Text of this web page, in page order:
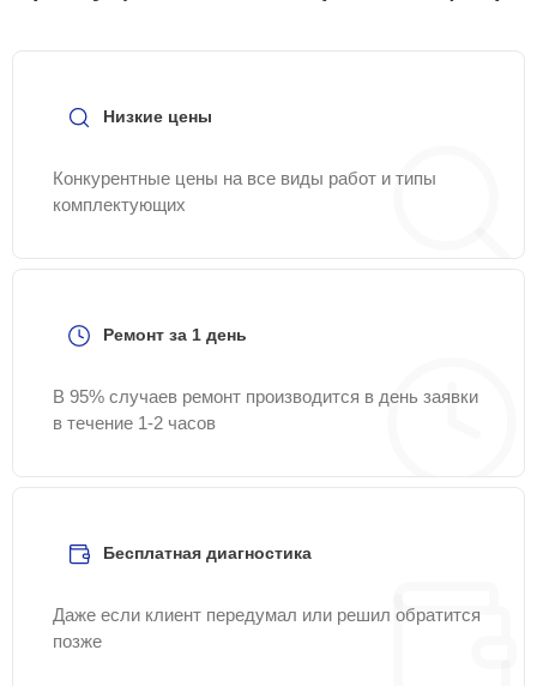
Низкие цены
Конкурентные цены на все виды работ и типы
комплектующих
Ремонт за 1 день
В 95% случаев ремонт производится в день заявки
в течение 1-2 часов
Бесплатная диагностика
Даже если клиент передумал или решил обратится
позже